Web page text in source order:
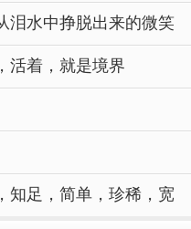
泪水中挣脱出来的微笑
活着，就是境界
知足，简单，珍稀，宽